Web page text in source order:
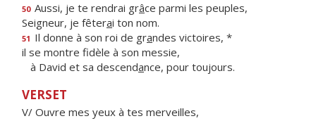
50 Aussi, je te rendrai grâce parmi les peuples,
Seigneur, je fêterai ton nom.
51 Il donne à son roi de grandes victoires, *
il se montre fidèle à son messie,
à David et sa descendance, pour toujours.
VERSET
V/ Ouvre mes yeux à tes merveilles,